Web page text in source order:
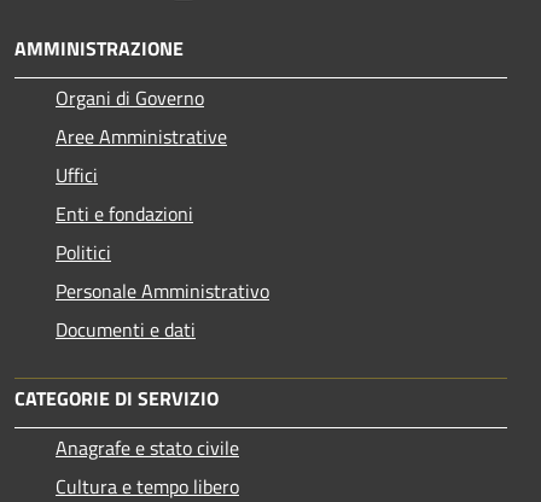
AMMINISTRAZIONE
Organi di Governo
Aree Amministrative
Uffici
Enti e fondazioni
Politici
Personale Amministrativo
Documenti e dati
CATEGORIE DI SERVIZIO
Anagrafe e stato civile
Cultura e tempo libero